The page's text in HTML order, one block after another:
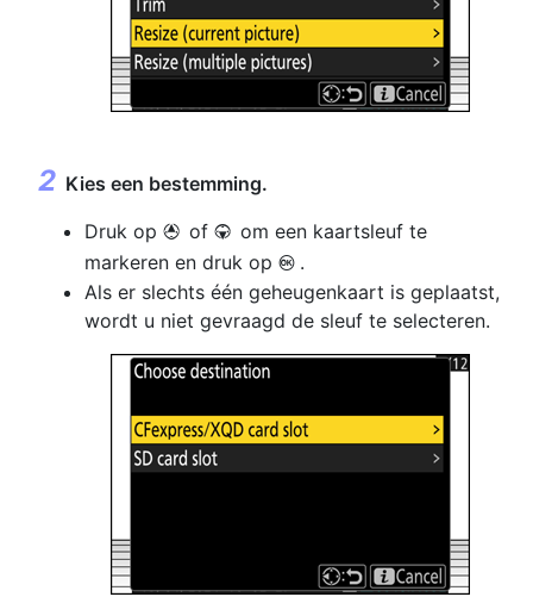
Kies een bestemming.
Druk op 1 of 3 om een kaartsleuf te
markeren en druk op J .
Als er slechts één geheugenkaart is geplaatst,
wordt u niet gevraagd de sleuf te selecteren.